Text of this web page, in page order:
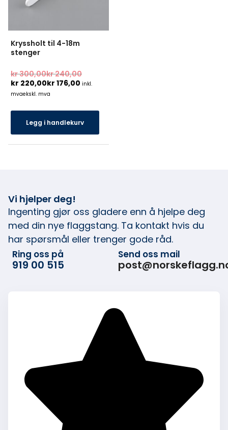
Kryssholt til 4-18m
stenger
kr300,00kr240,00
kr 220,00kr 176,00 inkl.
mvaekskl. mva
Legg i handlekurv
Vi hjelper deg!
Ingenting gjør oss gladere enn å hjelpe deg
med din nye flaggstang. Ta kontakt hvis du
har spørsmål eller trenger gode råd.
Ring oss på
919 00 515
Send oss mail